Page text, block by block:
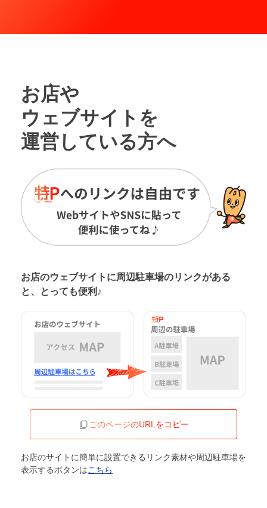
お店や
ウェブサイトを
運営している方へ
お店のウェブサイトに周辺駐車場のリンクがある
と、とっても便利♪
このページのURLをコピー
お店のサイトに簡単に設置できるリンク素材や周辺駐車場を
表示するボタンはこちら